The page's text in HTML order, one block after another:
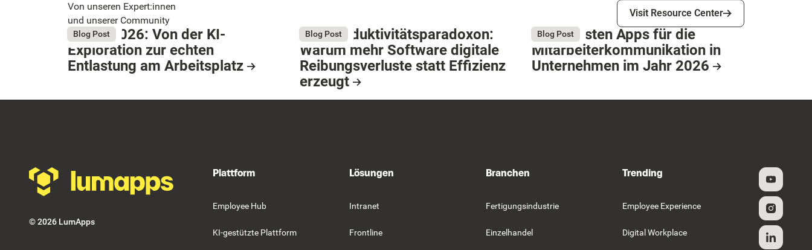
Button Text
Von unseren Expert:innen
und unserer Community
Visit Resource Center
Visit Resource Center
August 4, 2026
Blog Post
Bright 2026: Von der KI-
Exploration zur echten
Entlastung am Arbeitsplatz
August 4, 2026
Blog Post
Das Produktivitätsparadoxon:
Warum mehr Software digitale
Reibungsverluste statt Effizienz
erzeugt
Resource Card
August 4, 2026
Blog Post
Die 9 besten Apps für die
Mitarbeiterkommunikation in
Unternehmen im Jahr 2026
©2026 LumApps
Plattform
Employee Hub
KI-gestützte Plattform
Lösungen
Intranet
Frontline
Branchen
Fertigungsindustrie
Einzelhandel
Trending
Employee Experience
Digital Workplace